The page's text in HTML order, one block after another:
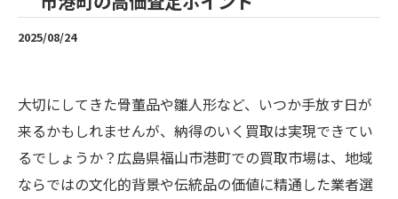
2025/08/24
大切にしてきた骨董品や雛人形など、いつか手放す日が
来るかもしれませんが、納得のいく買取は実現できてい
るでしょうか？広島県福山市港町での買取市場は、地域
ならではの文化的背景や伝統品の価値に精通した業者選